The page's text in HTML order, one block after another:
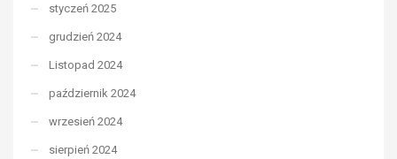
styczeń 2025
grudzień 2024
Listopad 2024
październik 2024
wrzesień 2024
sierpień 2024